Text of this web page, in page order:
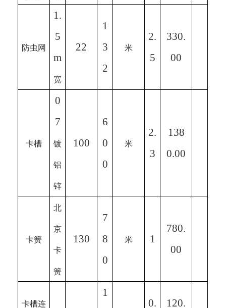
防虫网
1.
5
m
宽
22
1
3
2
米
2.
5
330.
00
卡槽
0
7
镀
铝
锌
100
6
0
0
米
2.
3
138
0.00
卡簧
北
京
卡
簧
130
7
8
0
米 1
780.
00
卡槽连
1
0. 120.